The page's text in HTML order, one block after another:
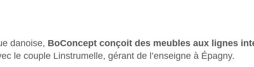
danoise, BoConcept conçoit des meubles aux lignes
le couple Linstrumelle, gérant de l’enseigne à Épagny.